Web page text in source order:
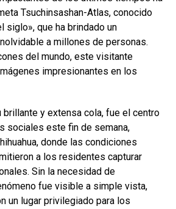
Tsuchinsashan-Atlas, conocido
siglo», que ha brindado un
a millones de personas.
del mundo, este visitante
impresionantes en los
brillante y extensa cola, fue el centro
sociales este fin de semana,
donde las condiciones
a los residentes capturar
Sin la necesidad de
fue visible a simple vista,
un lugar privilegiado para los